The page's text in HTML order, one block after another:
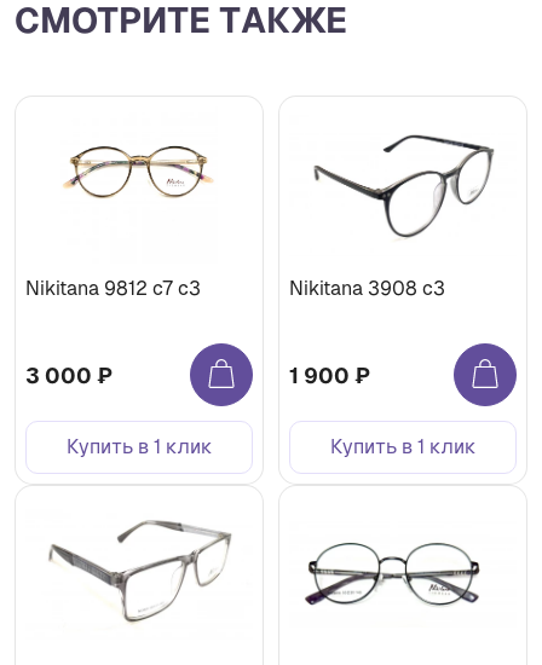
СМОТРИТЕ ТАКЖЕ
Nikitana 9812 с7 с3
3 000 ₽
Купить в 1 клик
Nikitana 3908 с3
1 900 ₽
Купить в 1 клик